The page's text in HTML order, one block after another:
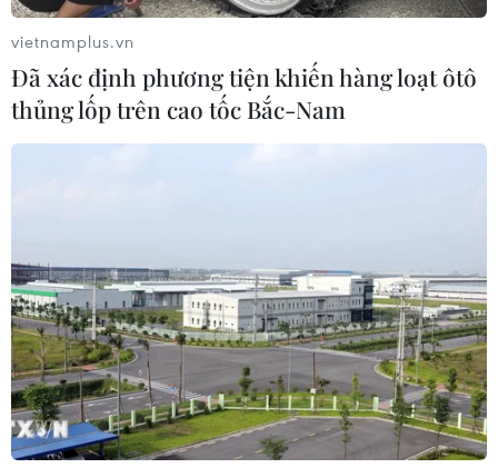
vietnamplus.vn
Đã xác định phương tiện khiến hàng loạt ôtô
thủng lốp trên cao tốc Bắc-Nam